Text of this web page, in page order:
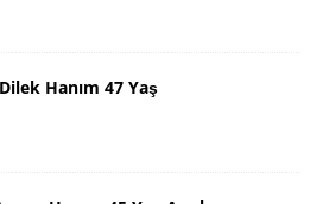
Hanım 47 Yaş